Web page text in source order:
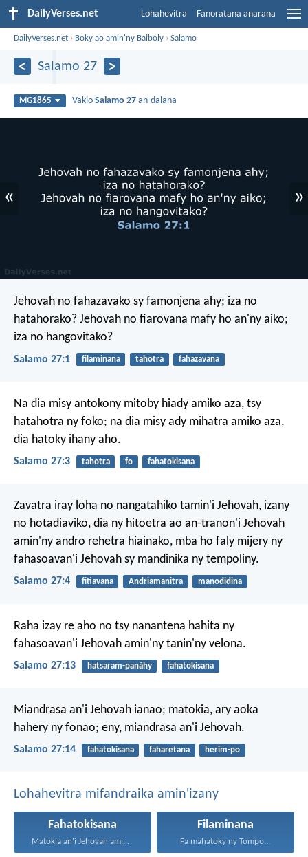
DailyVerses.net Lohahevitra Fanoratana anarana
DailyVerses.net › Boky ao amin'ny Baiboly ›Salamo
Salamo 27
MG1865 VakioSalamo 27 an-dalana
« »
Jehovah no fahazavako sy famonjena ahy; iza no
hatahorako? Jehovah no fiarovana mafy ho an'ny aiko;
iza no hangovitako?
Salamo 27:1 filaminana tahotra fahazavana
Na dia misy antokony mitoby hiady amiko aza, tsy
hatahotra ny foko; na dia misy ady mihatra amiko aza,
dia hatoky ihany aho.
Salamo 27:3 tahotra fo fahatokisana
Zavatra iray loha no nangatahiko tamin'i Jehovah, izany
no hotadiaviko, dia ny hitoetra ao an-tranon'i Jehovah
amin'ny andro rehetra hiainako, mba ho faly mijery ny
fahasoavan'i Jehovah sy mandinika ny tempoliny.
Salamo 27:4 fitiavana Andriamanitra manodidina
Raha izay re aho no tsy nanantena hahita ny
fahasoavan'i Jehovah amin'ny tanin'ny velona.
Salamo 27:13 hatsaram-panàhy fahatokisana
Miandrasa an'i Jehovah ianao; matokia, ary aoka
hahery ny fonao; eny, miandrasa an'i Jehovah.
Salamo 27:14 fahatokisana faharetana herim-po
Lohahevitra mifandraika amin'izany
Fahatokisana
Matokia an'i Jehovah amin'ny...
Filaminana
Fa mahatoky ny Tompo...